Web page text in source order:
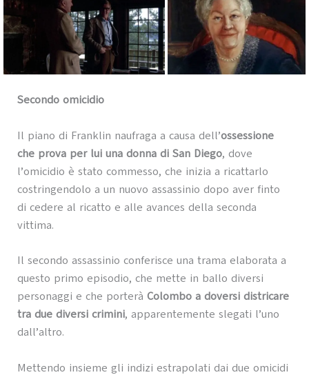
Secondo omicidio
Il piano di Franklin naufraga a causa dell’ossessione
che prova per lui una donna di San Diego, dove
l’omicidio è stato commesso, che inizia a ricattarlo
costringendolo a un nuovo assassinio dopo aver finto
di cedere al ricatto e alle avances della seconda
vittima.
Il secondo assassinio conferisce una trama elaborata a
questo primo episodio, che mette in ballo diversi
personaggi e che porterà Colombo a doversi districare
tra due diversi crimini, apparentemente slegati l’uno
dall’altro.
Mettendo insieme gli indizi estrapolati dai due omicidi